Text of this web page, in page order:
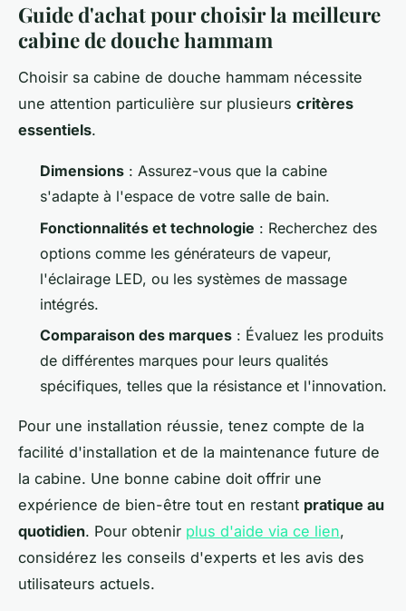
Guide d'achat pour choisir la meilleure
cabine de douche hammam
Choisir sa cabine de douche hammam nécessite
une attention particulière sur plusieurs critères
essentiels.
Dimensions : Assurez-vous que la cabine
s'adapte à l'espace de votre salle de bain.
Fonctionnalités et technologie : Recherchez des
options comme les générateurs de vapeur,
l'éclairage LED, ou les systèmes de massage
intégrés.
Comparaison des marques : Évaluez les produits
de différentes marques pour leurs qualités
spécifiques, telles que la résistance et l'innovation.
Pour une installation réussie, tenez compte de la
facilité d'installation et de la maintenance future de
la cabine. Une bonne cabine doit offrir une
expérience de bien-être tout en restant pratique au
quotidien. Pour obtenir plus d'aide via ce lien,
considérez les conseils d'experts et les avis des
utilisateurs actuels.